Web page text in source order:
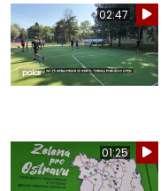
02:47
01:25